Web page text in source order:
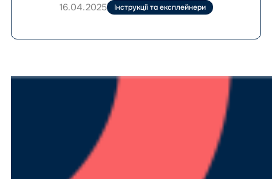
16.04.2025 Інструкції та експлейнери